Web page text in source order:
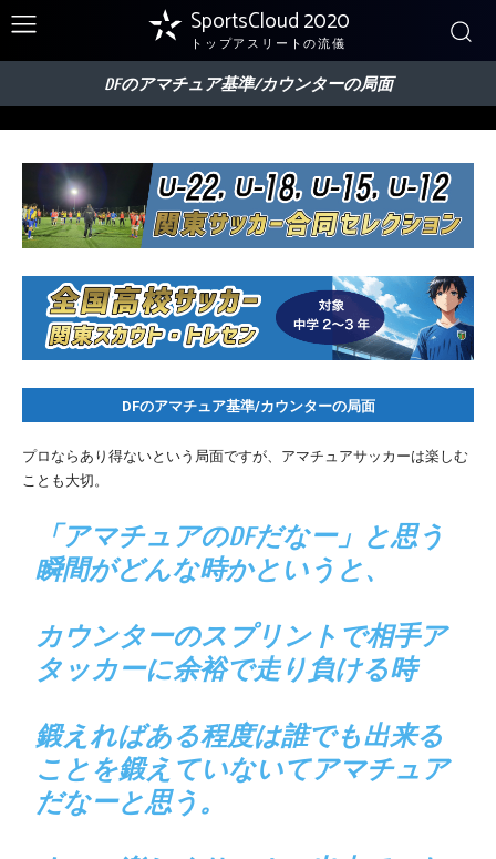
SportsCloud 2020
トップアスリートの流儀
DFのアマチュア基準/カウンターの局面
DFのアマチュア基準/カウンターの局面
プロならあり得ないという局面ですが、アマチュアサッカーは楽しむ
ことも大切。
「アマチュアのDFだなー」と思う
瞬間がどんな時かというと、
カウンターのスプリントで相手ア
タッカーに余裕で走り負ける時
鍛えればある程度は誰でも出来る
ことを鍛えていないてアマチュア
だなーと思う。